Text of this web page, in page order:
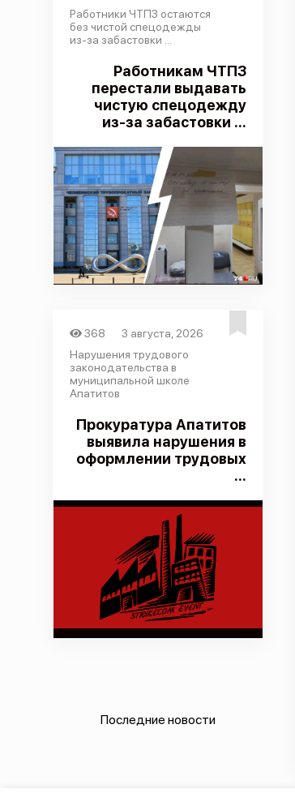
Работники ЧТПЗ остаются
без чистой спецодежды
из-за забастовки ...
Работникам ЧТПЗ
перестали выдавать
чистую спецодежду
из-за забастовки ...
368
3 августа, 2026
Нарушения трудового
законодательства в
муниципальной школе
Апатитов
Прокуратура Апатитов
выявила нарушения в
оформлении трудовых
...
Последние новости